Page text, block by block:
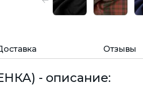
Отзывы
- описание: